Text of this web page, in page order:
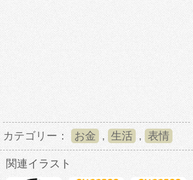
カテゴリー： お金 , 生活 , 表情
関連イラスト